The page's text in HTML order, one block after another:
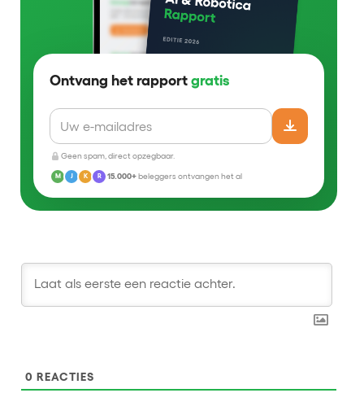
Ontvang het rapport gratis
Geen spam, direct opzegbaar.
M J K R 15.000+beleggers ontvangen het al
0 REACTIES